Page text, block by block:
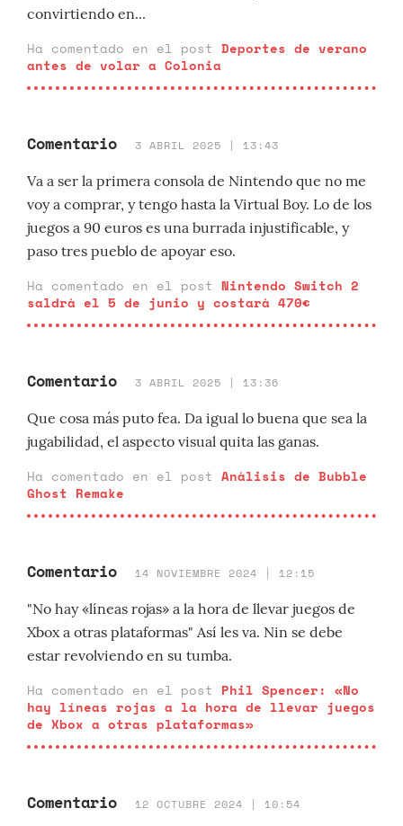
convirtiendo en...
Ha comentado en el post Deportes de verano
antes de volar a Colonia
Comentario 3 ABRIL 2025 | 13:43
Va a ser la primera consola de Nintendo que no me
voy a comprar, y tengo hasta la Virtual Boy. Lo de los
juegos a 90 euros es una burrada injustificable, y
paso tres pueblo de apoyar eso.
Ha comentado en el post Nintendo Switch 2
saldrá el 5 de junio y costará 470€
Comentario 3 ABRIL 2025 | 13:36
Que cosa más puto fea. Da igual lo buena que sea la
jugabilidad, el aspecto visual quita las ganas.
Ha comentado en el post Análisis de Bubble
Ghost Remake
Comentario 14 NOVIEMBRE 2024 | 12:15
"No hay «líneas rojas» a la hora de llevar juegos de
Xbox a otras plataformas" Así les va. Nin se debe
estar revolviendo en su tumba.
Ha comentado en el post Phil Spencer: «No
hay líneas rojas a la hora de llevar juegos
de Xbox a otras plataformas»
Comentario 12 OCTUBRE 2024 | 10:54